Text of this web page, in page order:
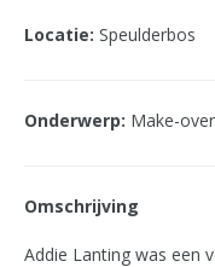
Locatie: Speulderbos
Onderwerp: Make-over
Omschrijving
Addie Lanting was een